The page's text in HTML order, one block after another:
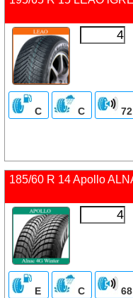
C C 72
185/60 R 14 Apollo
E C 68